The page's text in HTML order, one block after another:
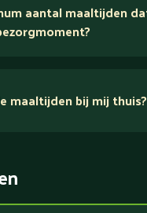
aantal maaltijden
maaltijden bij mij thuis?